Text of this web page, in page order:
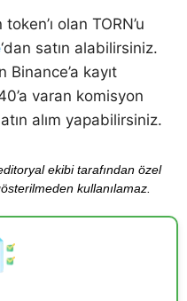
olan TORN’u
‘dan satın alabilirsiniz.
Binance’a kayıt
varan komisyon
alım yapabilirsiniz.
ekibi tarafından özel
kullanılamaz.